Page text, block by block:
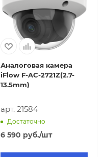
Аналоговая камера
iFlow F-AC-2721Z(2.7-
13.5mm)
арт. 21584
Достаточно
6 590 руб./шт